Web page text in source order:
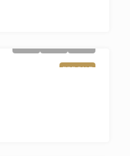
FOR SALE